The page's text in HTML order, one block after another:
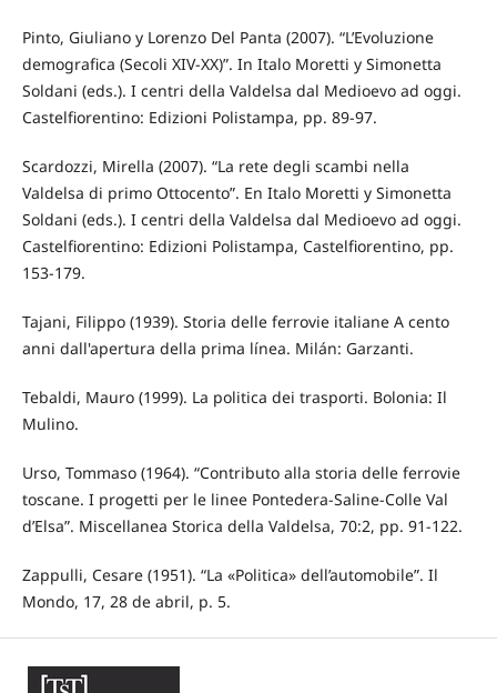
Pinto, Giuliano y Lorenzo Del Panta (2007). “L’Evoluzione
demografica (Secoli XIV-XX)”. In Italo Moretti y Simonetta
Soldani (eds.). I centri della Valdelsa dal Medioevo ad oggi.
Castelfiorentino: Edizioni Polistampa, pp. 89-97.
Scardozzi, Mirella (2007). “La rete degli scambi nella
Valdelsa di primo Ottocento”. En Italo Moretti y Simonetta
Soldani (eds.). I centri della Valdelsa dal Medioevo ad oggi.
Castelfiorentino: Edizioni Polistampa, Castelfiorentino, pp.
153-179.
Tajani, Filippo (1939). Storia delle ferrovie italiane A cento
anni dall'apertura della prima línea. Milán: Garzanti.
Tebaldi, Mauro (1999). La politica dei trasporti. Bolonia: Il
Mulino.
Urso, Tommaso (1964). “Contributo alla storia delle ferrovie
toscane. I progetti per le linee Pontedera-Saline-Colle Val
d’Elsa”. Miscellanea Storica della Valdelsa, 70:2, pp. 91-122.
Zappulli, Cesare (1951). “La «Politica» dell’automobile”. Il
Mondo, 17, 28 de abril, p. 5.